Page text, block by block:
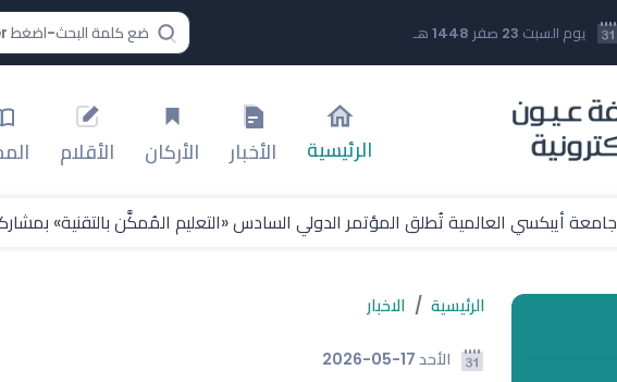
يوم السبت 23 صفر 1448 هـ
الرئيسية الأخبار الأركان الأقلام
جامعة أيبكسي العالمية تُطلق المؤتمر الدولي السادس «التعليم المُمكَّن بالتقنية»
الرئيسية الاخبار
الأحد 2026-05-17